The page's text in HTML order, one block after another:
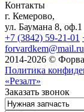
Контакты
г. Кемерово,
ул. Баумана 8, оф.1
+7 (3842) 59-21-01
forvardkem@mail.ru
2014-2026 ©
Политика
«Резалт»
Заказать звонок